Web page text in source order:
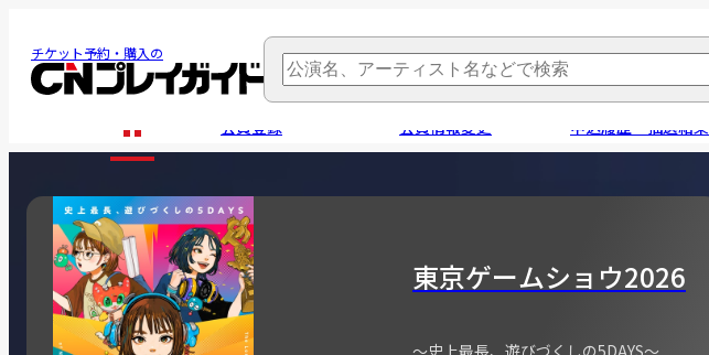
チケット予約・購入の
会員登録 会員情報変更 申込履歴・抽選結果
東京ゲームショウ2026
～史上最長、遊びづくしの5DAYS～